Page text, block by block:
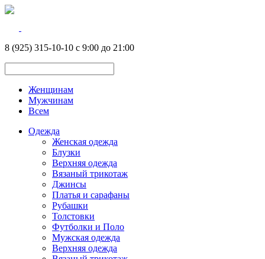
8 (925) 315-10-10 с 9:00 до 21:00
Женщинам
Мужчинам
Всем
Одежда
Женская одежда
Блузки
Верхняя одежда
Вязаный трикотаж
Джинсы
Платья и сарафаны
Рубашки
Толстовки
Футболки и Поло
Мужская одежда
Верхняя одежда